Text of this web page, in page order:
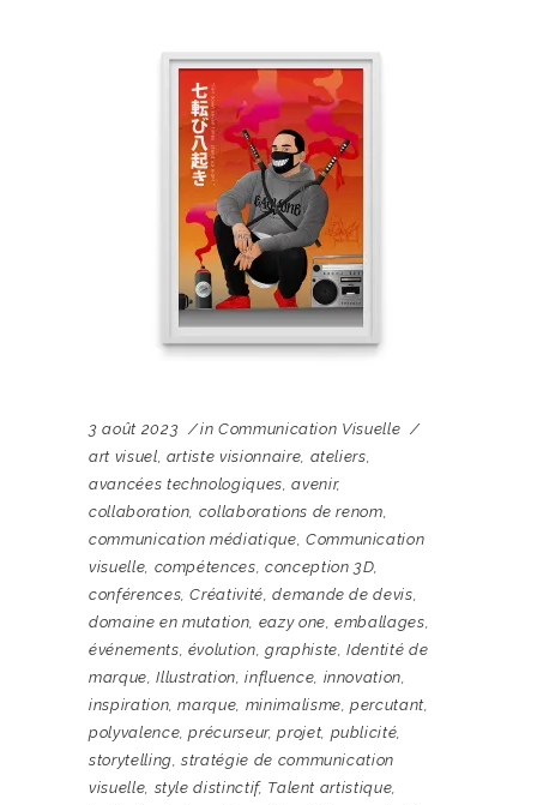
3 août 2023 in Communication Visuelle
art visuel, artiste visionnaire, ateliers,
avancées technologiques,avenir,
collaboration, collaborations de renom,
communication médiatique, Communication
visuelle, compétences, conception 3D,
conférences,Créativité,demande de devis,
domaine en mutation, eazy one,emballages,
événements, évolution, graphiste,Identité de
marque,Illustration,influence, innovation,
inspiration,marque, minimalisme,percutant,
polyvalence,précurseur,projet, publicité,
storytelling,stratégie de communication
visuelle, style distinctif, Talent artistique,